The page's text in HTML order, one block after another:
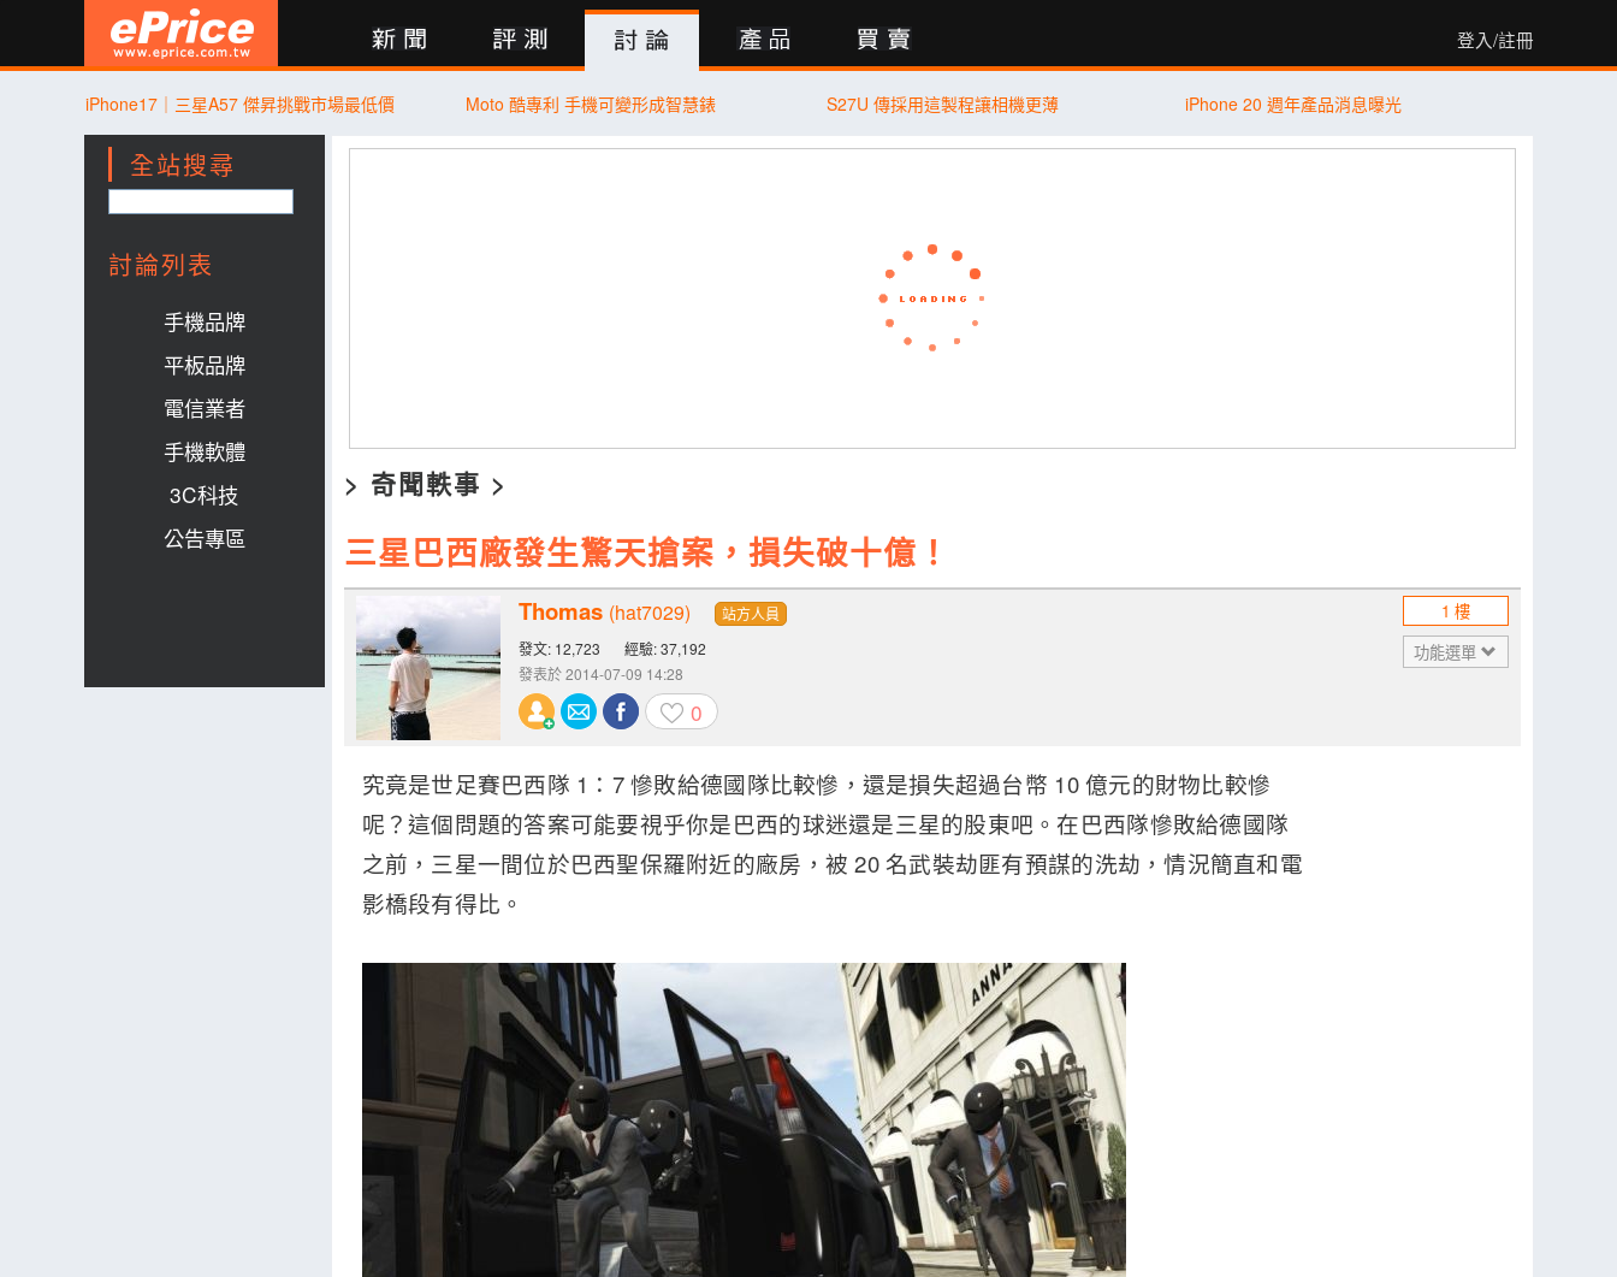
登入/註冊
評測 討論 產品 買賣 登入 行動版
iPhone17｜三星A57 傑昇挑戰市場最低價 Moto 酷專利 手機可變形成智慧錶 S27U 傳採用這製程讓相機更薄 iPhone 20 週年產品消息曝光
全站搜尋
討論列表
手機品牌
平板品牌
電信業者
手機軟體
3C科技
公告專區
> 奇聞軼事 >
三星巴西廠發生驚天搶案，損失破十億！
Thomas (hat7029)
站方人員
發文: 12,723
經驗: 37,192
發表於 2014-07-09 14:28
0
1 樓
功能選單
究竟是世足賽巴西隊 1：7 慘敗給德國隊比較慘，還是損失超過台幣 10 億元的財物比較慘
呢？這個問題的答案可能要視乎你是巴西的球迷還是三星的股東吧。在巴西隊慘敗給德國隊
之前，三星一間位於巴西聖保羅附近的廠房，被 20 名武裝劫匪有預謀的洗劫，情況簡直和電
影橋段有得比。